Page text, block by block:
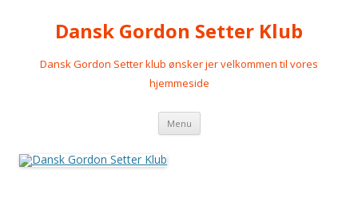
Dansk Gordon Setter Klub
Dansk Gordon Setter klub ønsker jer velkommen til vores
hjemmeside
Menu Videre
indhold